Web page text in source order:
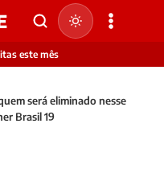
este mês
será eliminado nesse
Brasil 19